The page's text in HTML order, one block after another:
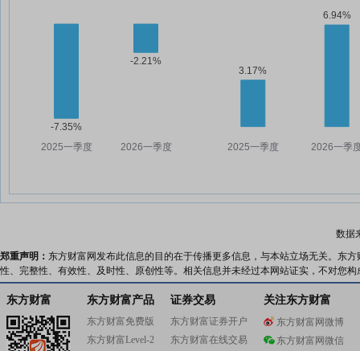
数据
郑重声明： 东方财富网发布此信息的目的在于传播更多信息，与本站立场无关。东
性、完整性、有效性、及时性、原创性等。相关信息并未经过本网站证实，不对您
东方财富 东方财富产品
东方财富免费版
东方财富Level-2
证券交易
东方财富证券开户
东方财富在线交易
关注东方财富
东方财富网微博
东方财富网微信